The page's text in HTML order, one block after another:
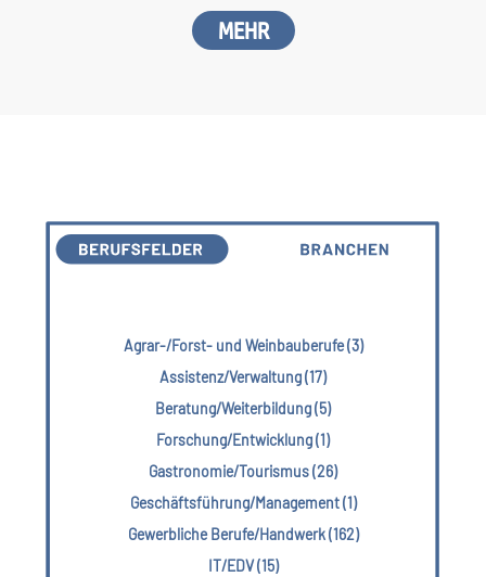
MEHR
Agrar-/Forst- und Weinbauberufe (3)
Assistenz/Verwaltung (17)
Beratung/Weiterbildung (5)
Forschung/Entwicklung (1)
Gastronomie/Tourismus (26)
Geschäftsführung/Management (1)
Gewerbliche Berufe/Handwerk (162)
IT/EDV (15)